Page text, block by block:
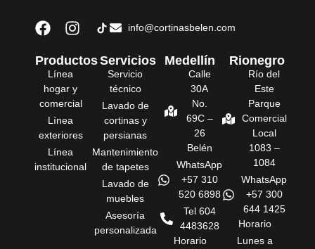
info@cortinasbelen.com
Productos
Línea
hogar y
comercial
Línea
exteriores
Línea
institucional
Servicios
Servicio
técnico
Lavado de
cortinas y
persianas
Mantenimiento
de tapetes
Lavado de
muebles
Asesoría
personalizada
Medellín
Calle
30A
No.
69C –
26
Belén
WhatsApp
+57 310
520 6898
Tel 604
4483628
Horario
Rionegro
Río del
Este
Parque
Comercial
Local
1083 –
1084
WhatsApp
+57 300
644 1425
Horario
Lunes a